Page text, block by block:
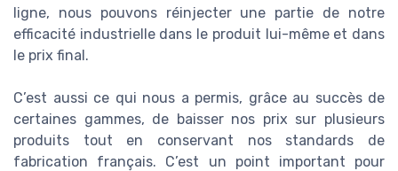
ligne, nous pouvons réinjecter une partie de notre
efficacité industrielle dans le produit lui-même et dans
le prix final.
C’est aussi ce qui nous a permis, grâce au succès de
certaines gammes, de baisser nos prix sur plusieurs
produits tout en conservant nos standards de
fabrication français. C’est un point important pour